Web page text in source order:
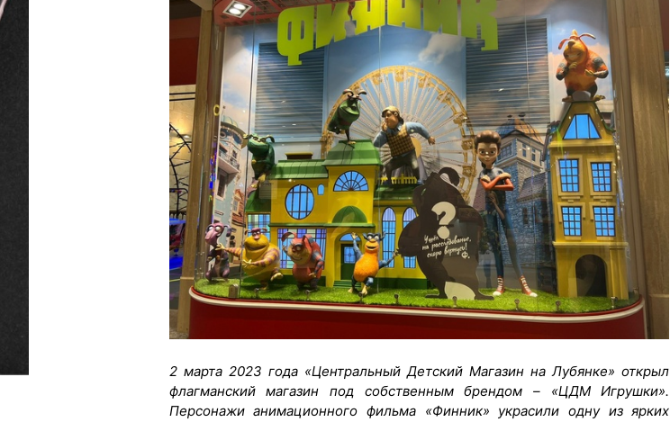
2 марта 2023 года «Центральный Детский Магазин на Лубянке» открыл
флагманский магазин под собственным брендом – «ЦДМ Игрушки».
Персонажи анимационного фильма «Финник» украсили одну из ярких